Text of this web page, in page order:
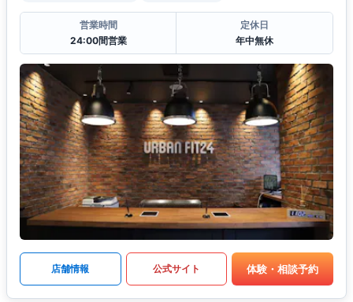
営業時間
24:00間営業
定休日
年中無休
店舗情報 公式サイト 体験・相談予約